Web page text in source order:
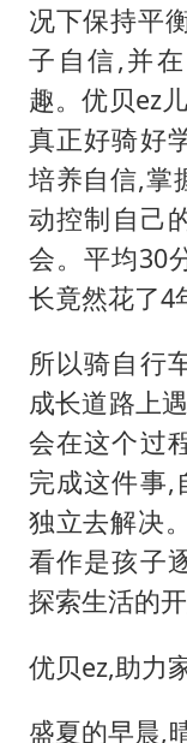
况下保持平
子自信,并
趣。优贝ez
真正好骑好
培养自信,掌
动控制自己
会。平均30
长竟然花了4
所以骑自行
成长道路上
会在这个过
完成这件事,
独立去解决
看作是孩子
探索生活的开
优贝ez,助力
盛夏的早晨,